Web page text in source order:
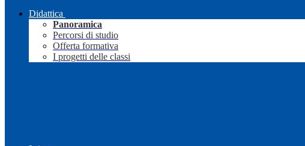
Didattica
Panoramica
Percorsi di studio
Offerta formativa
I progetti delle classi